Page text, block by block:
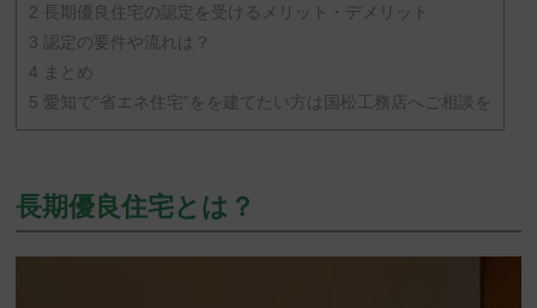
2 長期優良住宅の認定を受けるメリット・デメリット
3 認定の要件や流れは？
4 まとめ
5 愛知で“省エネ住宅”をを建てたい方は国松工務店へご相談を
長期優良住宅とは？